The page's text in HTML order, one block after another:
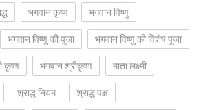
भगवान कृष्ण
भगवान विष्णु
भगवान विष्णु की पूजा
भगवान विष्णु की विशेष पूजा
कृष्ण भगवान श्रीकृष्ण
माता लक्ष्मी
श्राद्ध नियम
श्राद्ध पक्ष